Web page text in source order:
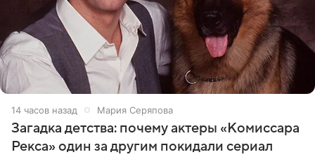
14 часов назад Мария Серяпова
Загадка детства: почему актеры «Комиссара
Рекса» один за другим покидали сериал